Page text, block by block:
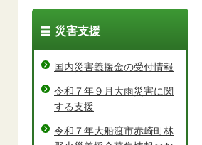
災害支援
国内災害義援金の受付情報
令和７年９月大雨災害に関
する支援
令和７年大船渡市赤崎町林